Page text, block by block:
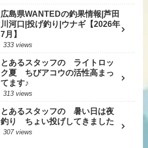
広島県WANTEDの釣果情報|芦田
川河口|投げ釣り|ウナギ【2026年
7月】
333 views
とあるスタッフの ライトロッ
ク夏 ちびアコウの活性高まっ
てます♪
313 views
とあるスタッフの 暑い日は夜
釣り ちょい投げしてきました
307 views